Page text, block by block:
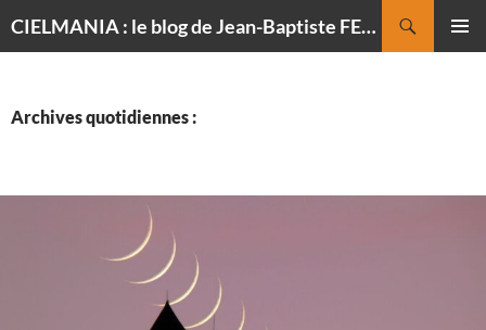
CIELMANIA : le blog de Jean-Baptiste FELDMANN, photographe du ciel
Archives quotidiennes :